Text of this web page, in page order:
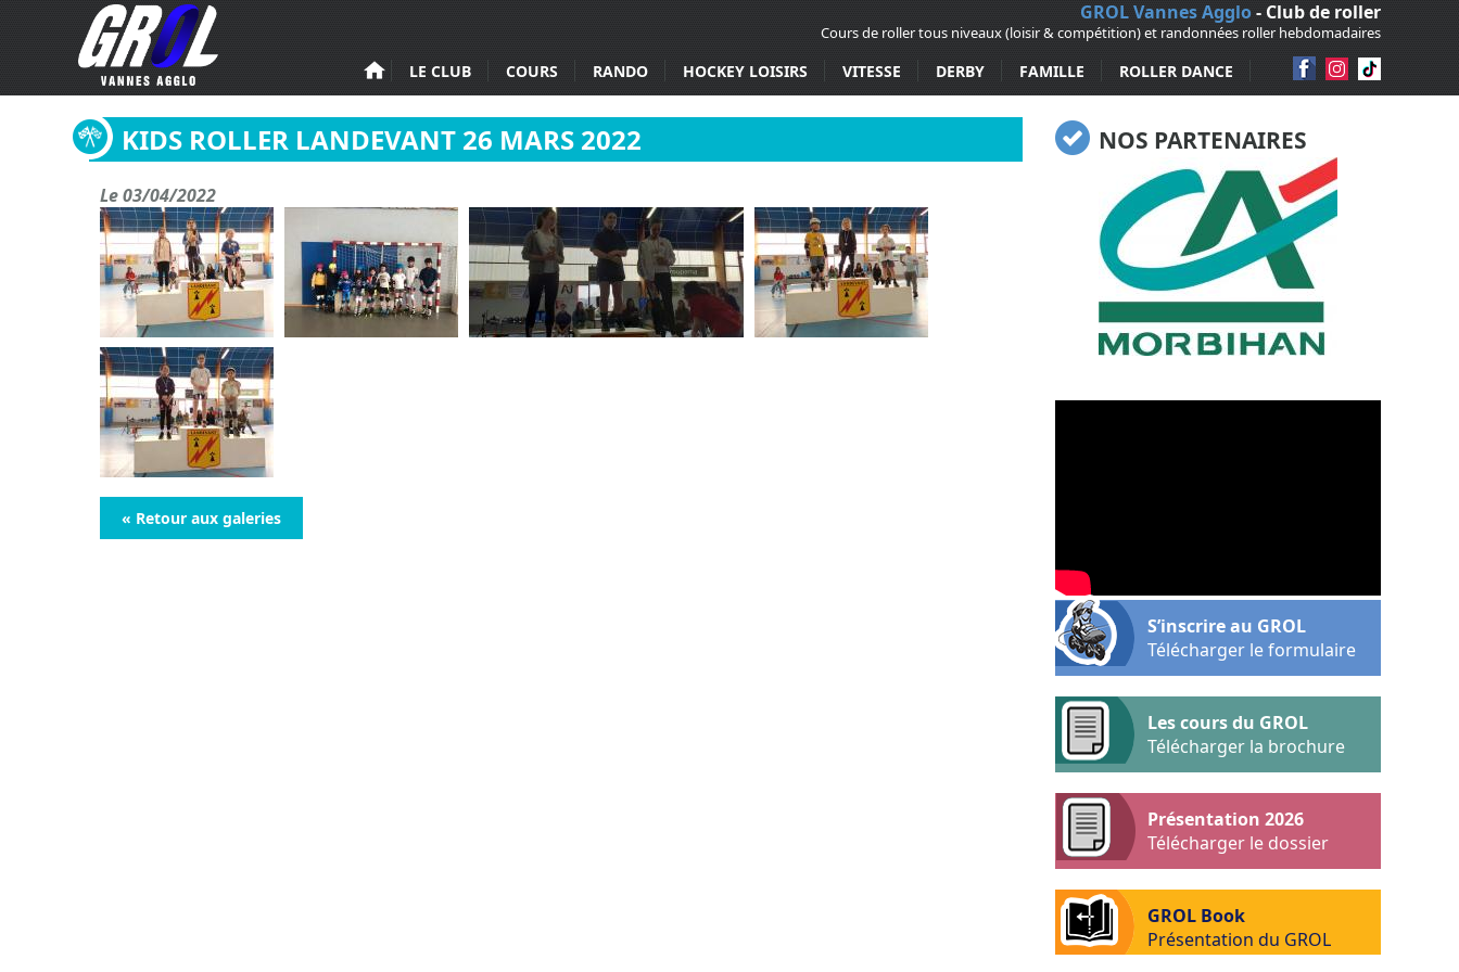
Aller au contenu principal GROL Vannes Agglo- Club de roller
Cours de roller tous niveaux (loisir & compétition) et randonnées roller hebdomadaires
LE CLUB COURS RANDO HOCKEY LOISIRS VITESSE DERBY FAMILLE ROLLER DANCE
KIDS ROLLER LANDEVANT 26 MARS 2022
Le 03/04/2022
« Retour aux galeries
NOS PARTENAIRES
S’inscrire au GROL
Télécharger le formulaire
Les cours du GROL
Télécharger la brochure
Présentation 2026
Télécharger le dossier
GROL Book
Présentation du GROL